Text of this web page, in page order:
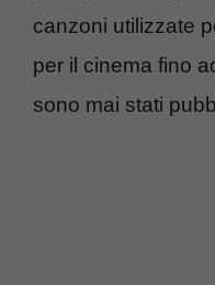
canzoni utilizzate
per il cinema fino
sono mai stati